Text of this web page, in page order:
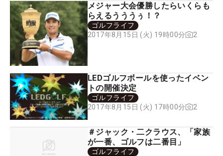
メジャー大会優勝したらいくらも
らえるうううぅ！？
ゴルフライフ
2017年8月15日 (火) 19時00分
2
LEDゴルフボールを使ったイベン
トの開催決定
ゴルフライフ
2017年8月15日 (火) 17時00分
2
＃ジャック・二クラウス、「家族
が一番、ゴルフは二番目」
ゴルフライフ